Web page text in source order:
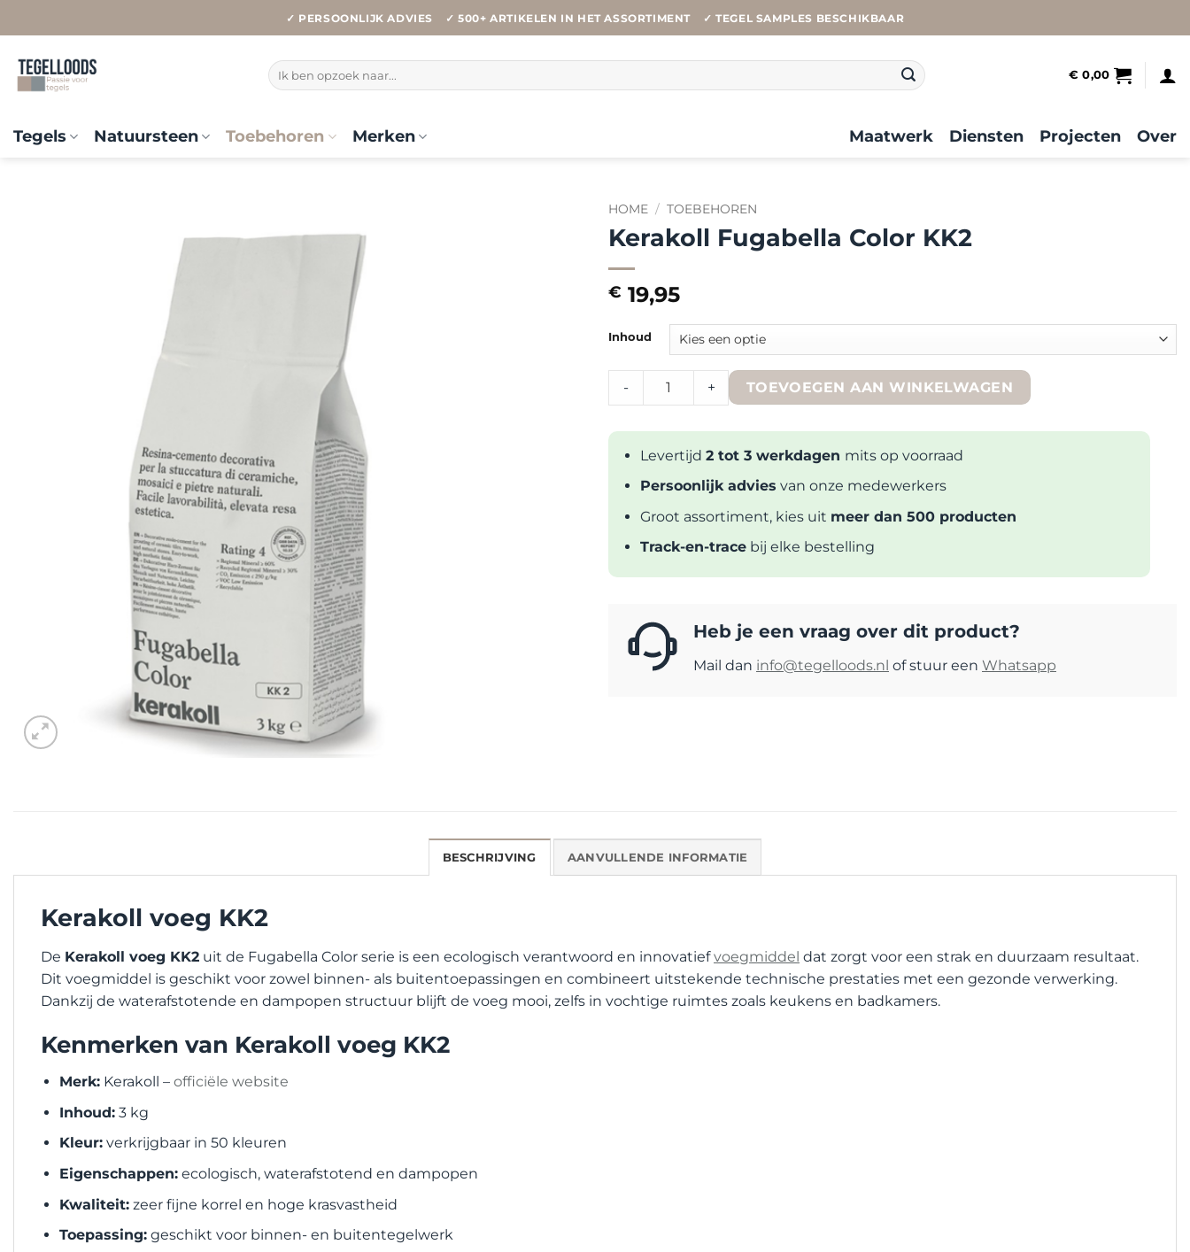
naar
inhoud
✓ PERSOONLIJK ADVIES ✓ 500+ ARTIKELEN IN HET ASSORTIMENT ✓ TEGEL SAMPLES BESCHIKBAAR
Zoeken
naar:
€ 0,00
Tegels Natuursteen Toebehoren Merken Maatwerk Diensten Projecten Over
HOME / TOEBEHOREN
Kerakoll Fugabella Color KK2
€ 19,95
Inhoud
Kerakoll Fugabella Color KK2 quantity
- + TOEVOEGEN AAN WINKELWAGEN
Levertijd 2 tot 3 werkdagen mits op voorraad
Persoonlijk advies van onze medewerkers
Groot assortiment, kies uit meer dan 500 producten
Track-en-tracebij elke bestelling
Heb je een vraag over dit product?
Mail dan info@tegelloods.nl of stuur een Whatsapp
BESCHRIJVING AANVULLENDE INFORMATIE
Kerakoll voeg KK2
De Kerakoll voeg KK2 uit de Fugabella Color serie is een ecologisch verantwoord en innovatiefvoegmiddel dat zorgt voor een strak en duurzaam resultaat.
Dit voegmiddel is geschikt voor zowel binnen- als buitentoepassingen en combineert uitstekende technische prestaties met een gezonde verwerking.
Dankzij de waterafstotende en dampopen structuur blijft de voeg mooi, zelfs in vochtige ruimtes zoals keukens en badkamers.
Kenmerken van Kerakoll voeg KK2
Merk:Kerakoll – officiële website
Inhoud:3 kg
Kleur:verkrijgbaar in 50 kleuren
Eigenschappen:ecologisch, waterafstotend en dampopen
Kwaliteit:zeer fijne korrel en hoge krasvastheid
Toepassing:geschikt voor binnen- en buitentegelwerk